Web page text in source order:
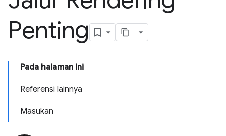
Penting
Pada halaman ini
Referensi lainnya
Masukan